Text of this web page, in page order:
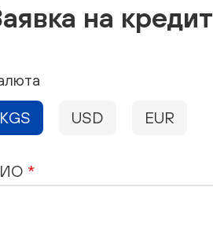
на кредит
KGS USD EUR
*